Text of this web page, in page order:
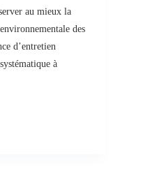
au mieux la
des
d’entretien
à